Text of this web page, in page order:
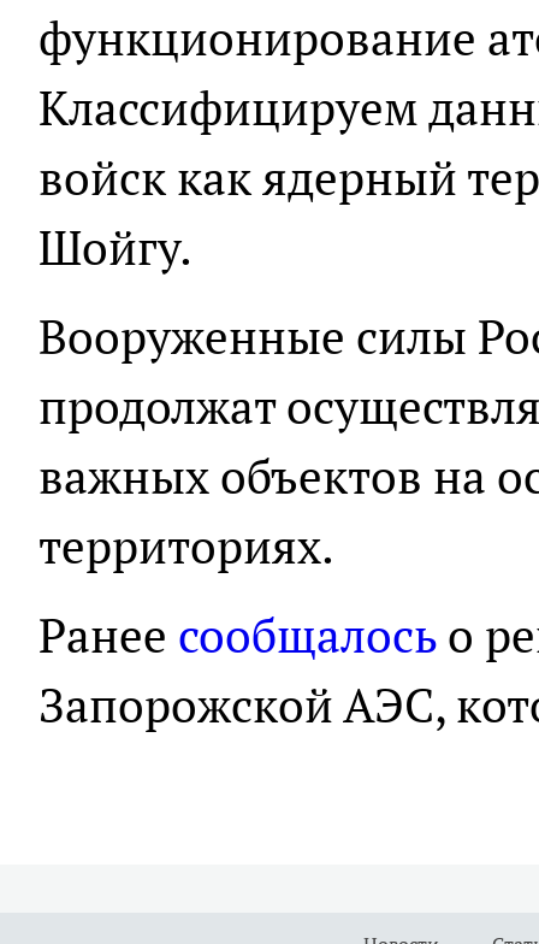
функционирование
Классифицируем
войск как ядерный
Шойгу.
Вооруженные силы
продолжат
важных объектов на
территориях.
Ранее сообщалосьо
Запорожской АЭС,